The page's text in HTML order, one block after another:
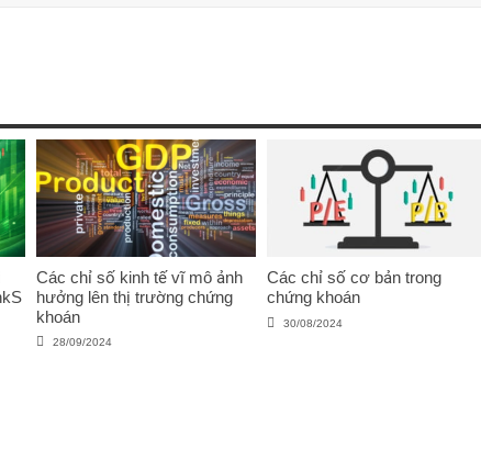
Các chỉ số kinh tế vĩ mô ảnh
hưởng lên thị trường chứng
khoán
28/09/2024
Các chỉ số cơ bản trong
chứng khoán
30/08/2024